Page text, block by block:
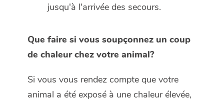
jusqu'à l'arrivée des secours.
Que faire si vous soupçonnez un coup
de chaleur chez votre animal?
Si vous vous rendez compte que votre
animal a été exposé à une chaleur élevée,